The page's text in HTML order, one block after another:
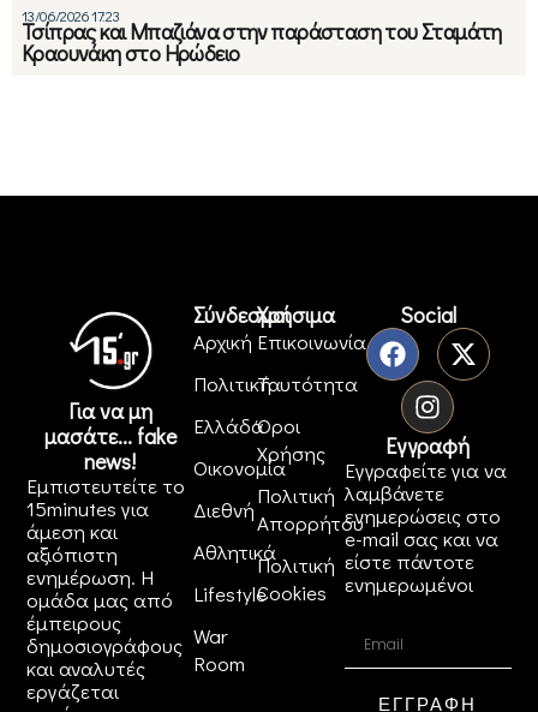
13/06/2026 17:23
Τσίπρας και Μπαζιάνα στην παράσταση του Σταμάτη
Κραουνάκη στο Ηρώδειο
Για να μη
μασάτε... fake
news!
Εμπιστευτείτε το
15minutes για
άμεση και
αξιόπιστη
ενημέρωση. Η
ομάδα μας από
έμπειρους
δημοσιογράφους
και αναλυτές
εργάζεται
Σύνδεσμοι
Αρχική
Πολιτική
Ελλάδα
Οικονομία
Διεθνή
Αθλητικά
Lifestyle
War
Room
Χρήσιμα
Επικοινωνία
Ταυτότητα
Όροι
Χρήσης
Πολιτική
Απορρήτου
Πολιτική
Cookies
Social
Εγγραφή
Εγγραφείτε για να
λαμβάνετε
ενημερώσεις στο
e-mail σας και να
είστε πάντοτε
ενημερωμένοι
ΕΓΓΡΑΦΗ